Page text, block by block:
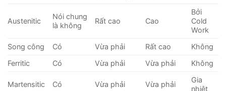
Austenitic
Nói chung
là không
Rất cao Cao
Bởi
Cold
Work
Song công
Có Vừa phải Rất cao
Không
Ferritic
Có Vừa phải Vừa phải Không
Martensitic Có Vừa phải Vừa phải
Gia
nhiệt